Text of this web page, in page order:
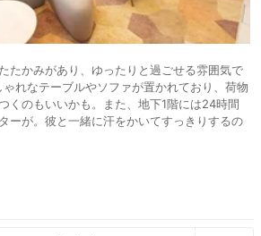
たかみがあり、ゆったりと過ごせる雰囲気で
れなテーブルやソファが置かれており、荷物
くのもいいかも。また、地下1階には24時間
ーが。彼と一緒に汗をかいてすっきりするの